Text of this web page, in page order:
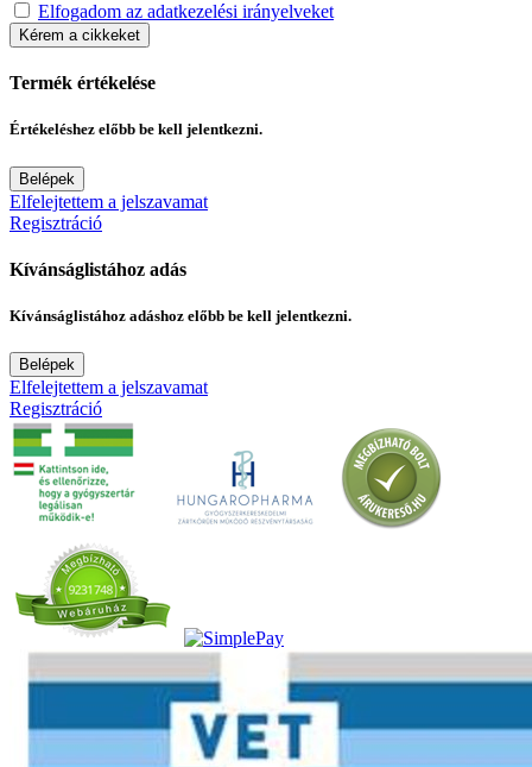
Elfogadom az adatkezelési irányelveket
Kérem a cikkeket
Termék értékelése
Értékeléshez előbb be kell jelentkezni.
Belépek
Elfelejtettem a jelszavamat
Regisztráció
Kívánságlistához adás
Kívánságlistához adáshoz előbb be kell jelentkezni.
Belépek
Elfelejtettem a jelszavamat
Regisztráció